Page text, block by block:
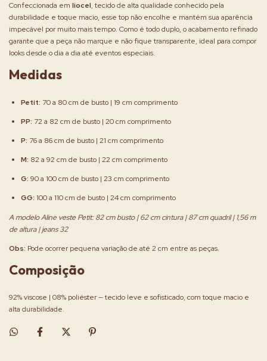
Confeccionada em liocel, tecido de alta qualidade conhecido pela
durabilidade e toque macio, esse top não encolhe e mantém sua aparência
impecável por muito mais tempo. Como é todo duplo, o acabamento refinado
garante que a peça não marque e não fique transparente, ideal para compor
looks desde o dia a dia até eventos especiais.
Medidas
Petit: 70 a 80 cm de busto | 19 cm comprimento
PP: 72 a 82 cm de busto | 20 cm comprimento
P: 76 a 86 cm de busto | 21 cm comprimento
M: 82 a 92 cm de busto | 22 cm comprimento
G: 90 a 100 cm de busto | 23 cm comprimento
GG: 100 a 110 cm de busto | 24 cm comprimento
A modelo Aline veste Petit: 82 cm busto | 62 cm cintura | 87 cm quadril | 1,56 m
de altura | jeans 32
Obs: Pode ocorrer pequena variação de até 2 cm entre as peças.
Composição
92% viscose | 08% poliéster — tecido leve e sofisticado, com toque macio e
alta durabilidade.